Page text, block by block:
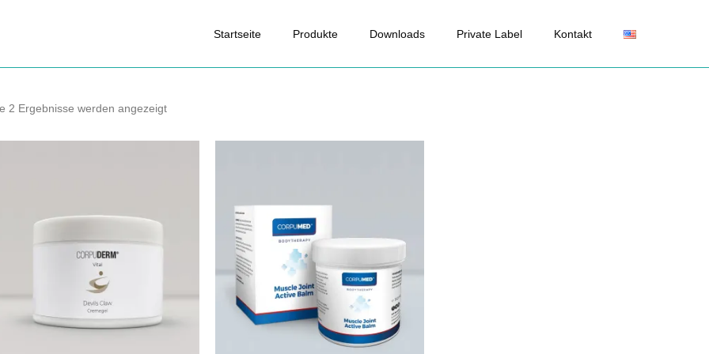
Startseite Produkte Downloads Private Label Kontakt
2 Ergebnisse werden angezeigt